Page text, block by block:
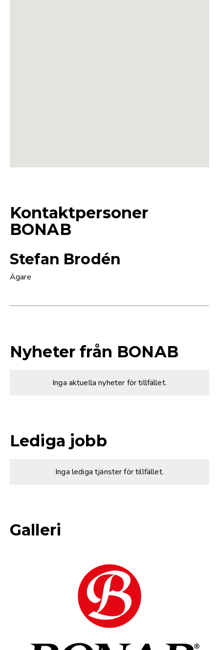
Kontaktpersoner
BONAB
Stefan Brodén
Ägare
Nyheter från BONAB
Inga aktuella nyheter för tillfället.
Lediga jobb
Inga lediga tjänster för tillfället.
Galleri